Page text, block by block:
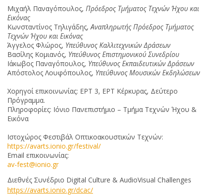
Μιχαήλ Παναγόπουλος, Πρόεδρος Τμήματος Τεχνών Ήχου και
Εικόνας
Κωνσταντίνος Τηλιγάδης,Αναπληρωτής Πρόεδρος Τμήματος
Τεχνών Ήχου και Εικόνας
Άγγελος Φλώρος, ΥπεύθυνοςΚαλλιτεχνικών Δράσεων
Βασίλης Κομιανός, Υπεύθυνος Επιστημονικού Συνεδρίου
Ιάκωβος Παναγόπουλος, ΥπεύθυνοςΕκπαιδευτικών Δράσεων
Απόστολος Λουφόπουλος, Υπεύθυνος Μουσικών Εκδηλώσεων
Χορηγοί επικοινωνίας: ΕΡΤ 3, ΕΡΤ Κέρκυρας, Δεύτερο
Πρόγραμμα.
Πληροφορίες: Ιόνιο Πανεπιστήμιο – Τμήμα Τεχνών Ήχου &
Εικόνα
Ιστοχώρος Φεστιβάλ Οπτικοακουστικών Τεχνών:
https://avarts.ionio.gr/festival/
Email επικοινωνίας:
av-fest@ionio.gr
Διεθνές Συνέδριο Digital Culture & AudioVisual Challenges
https://avarts.ionio.gr/dcac/